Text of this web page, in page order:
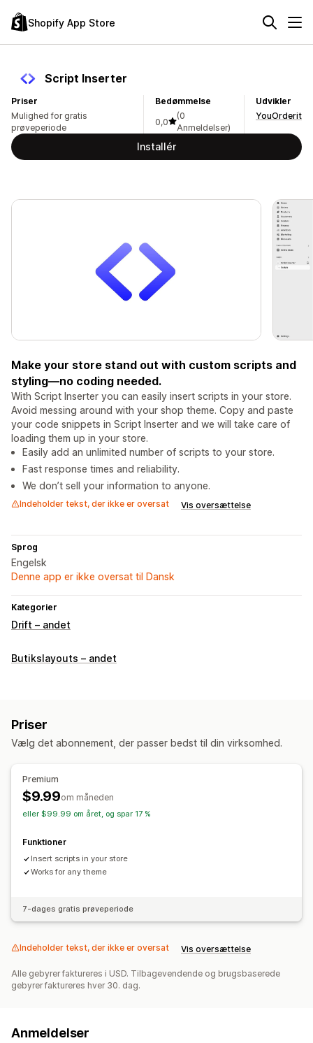
Shopify App Store
Script Inserter
Priser
Mulighed for gratis
prøveperiode
Bedømmelse
0,0
(0
Anmeldelser)
Udvikler
YouOrderit
Installér
Make your store stand out with custom scripts and
styling—no coding needed.
With Script Inserter you can easily insert scripts in your store.
Avoid messing around with your shop theme. Copy and paste
your code snippets in Script Inserter and we will take care of
loading them up in your store.
Easily add an unlimited number of scripts to your store.
Fast response times and reliability.
We don’t sell your information to anyone.
Indeholder tekst, der ikke er oversat Vis oversættelse
Sprog
Engelsk
Denne app er ikke oversat til Dansk
Kategorier
Drift – andet
Butikslayouts – andet
Priser
Vælg det abonnement, der passer bedst til din virksomhed.
Premium
$9.99om måneden
eller $99.99 om året, og spar 17 %
Funktioner
Insert scripts in your store
Works for any theme
7-dages gratis prøveperiode
Indeholder tekst, der ikke er oversat Vis oversættelse
Alle gebyrer faktureres i USD. Tilbagevendende og brugsbaserede
gebyrer faktureres hver 30. dag.
Anmeldelser